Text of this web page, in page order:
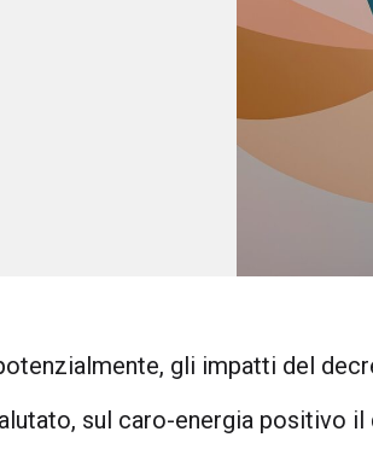
gli impatti del
sul caro-energia positivo